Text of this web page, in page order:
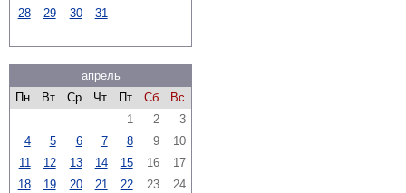
28
29 30 31
апрель
Пн
Вт Ср Чт Пт Сб
Вс
1
2
3
4
5 6 7 8 9
10
11
12 13 14 15 16
17
18
19 20 21 22 23
24